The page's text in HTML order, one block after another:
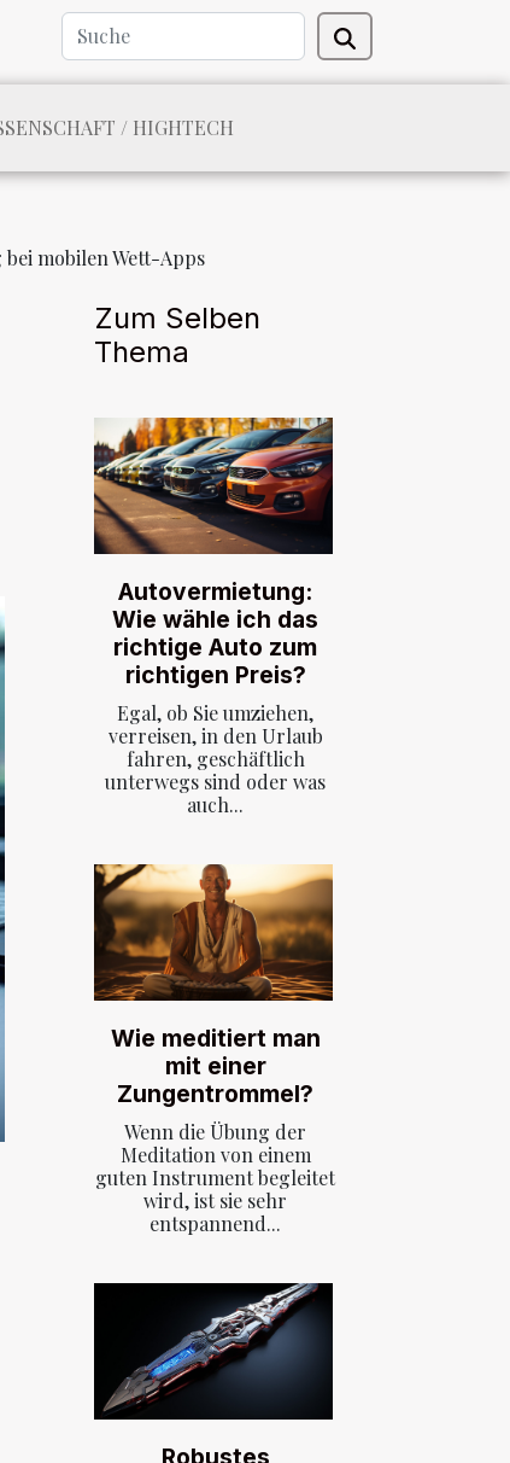
/ HIGHTECH
mobilen Wett-Apps
Zum Selben
Thema
Autovermietung:
Wie wähle ich das
richtige Auto zum
richtigen Preis?
Egal, ob Sie umziehen,
verreisen, in den Urlaub
fahren, geschäftlich
unterwegs sind oder was
auch...
Wie meditiert man
mit einer
Zungentrommel?
Wenn die Übung der
Meditation von einem
guten Instrument begleitet
wird, ist sie sehr
entspannend...
Robustes